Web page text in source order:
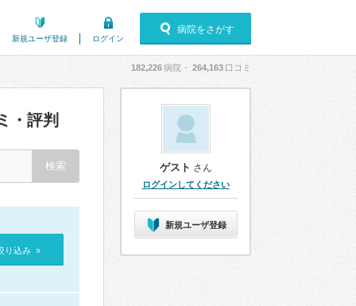
新規ユーザ登録 ログイン
病院をさがす
182,226病院・ 264,163 口コミ
・評判
り込み »
ゲスト さん
ログインしてください
新規ユーザ登録